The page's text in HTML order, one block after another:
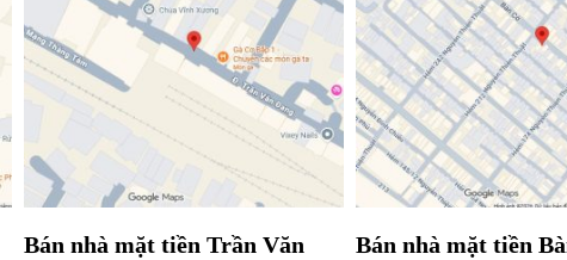
Bán nhà mặt tiền Trần Văn
Bán nhà mặt tiền